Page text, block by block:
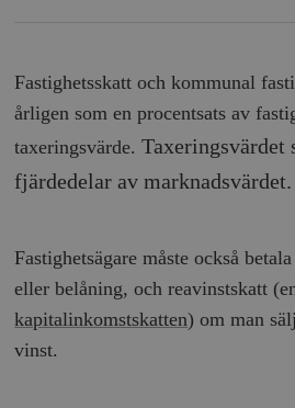
Fastighetsskatt och kommunal
årligen som en procentsats av
taxeringsvärde.Taxeringsvärdet
fjärdedelar av marknadsvärdet.
Fastighetsägare måste också
eller belåning, och reavinstskatt
kapitalinkomstskatten) om man
vinst.